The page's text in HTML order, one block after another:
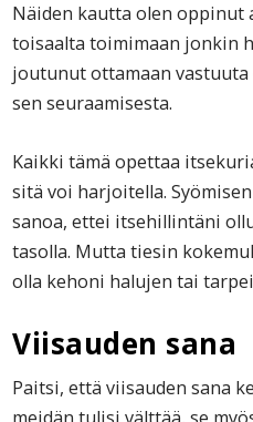
Näiden kautta olen oppinut
toisaalta toimimaan jonkin
joutunut ottamaan
sen seuraamisesta.
Kaikki tämä opettaa
sitä voi harjoitella.
sanoa, ettei itsehillintäni
tasolla. Mutta tiesin
olla kehoni halujen tai
Viisauden sana
Paitsi, että viisauden sana